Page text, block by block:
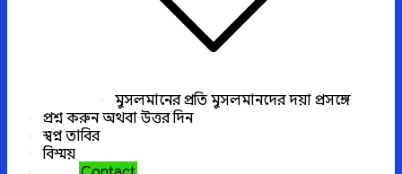
মুসলমানের প্রতি মুসলমানদের দয়া প্রসঙ্গে
প্রশ্ন করুন অথবা উত্তর দিন
স্বপ্ন তাবির
বিস্ময়